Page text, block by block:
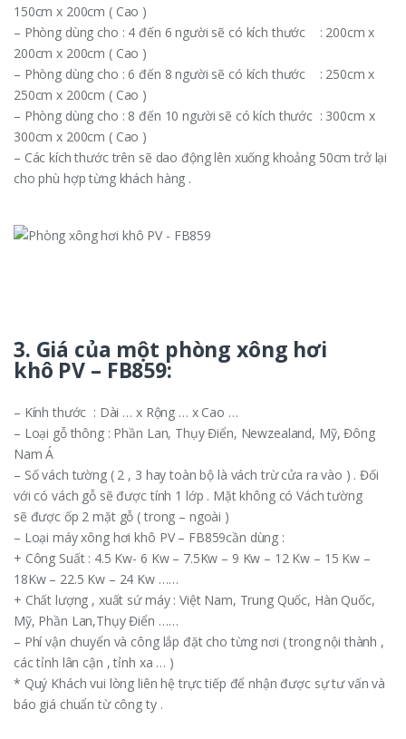
150cm x 200cm ( Cao )
– Phòng dùng cho : 4 đến 6 người sẽ có kích thước : 200cm x
200cm x 200cm ( Cao )
– Phòng dùng cho : 6 đến 8 người sẽ có kích thước : 250cm x
250cm x 200cm ( Cao )
– Phòng dùng cho : 8 đến 10 người sẽ có kích thước : 300cm x
300cm x 200cm ( Cao )
– Các kích thước trên sẽ dao động lên xuống khoảng 50cm trở lại
cho phù hợp từng khách hàng .
3. Giá của một phòng xông hơi
khô PV – FB859:
– Kính thước : Dài … x Rộng … x Cao …
– Loại gỗ thông : Phần Lan, Thụy Điển, Newzealand, Mỹ, Đông
Nam Á
– Số vách tường ( 2 , 3 hay toàn bộ là vách trừ cửa ra vào ) . Đối
với có vách gỗ sẽ được tính 1 lớp . Mặt không có Vách tường
sẽ được ốp 2 mặt gỗ ( trong – ngoài )
– Loại máy xông hơi khô PV – FB859cần dùng :
+ Công Suất : 4.5 Kw- 6 Kw – 7.5Kw – 9 Kw – 12 Kw – 15 Kw –
18Kw – 22.5 Kw – 24 Kw ……
+ Chất lượng , xuất sứ máy : Việt Nam, Trung Quốc, Hàn Quốc,
Mỹ, Phần Lan,Thụy Điển ……
– Phí vận chuyển và công lắp đặt cho từng nơi ( trong nội thành ,
các tỉnh lân cận , tỉnh xa … )
* Quý Khách vui lòng liên hệ trực tiếp để nhận được sự tư vấn và
báo giá chuẩn từ công ty .